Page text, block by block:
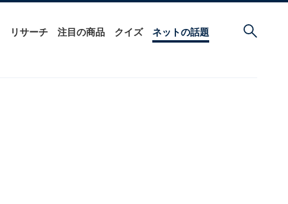
リサーチ 注目の商品 クイズ ネットの話題